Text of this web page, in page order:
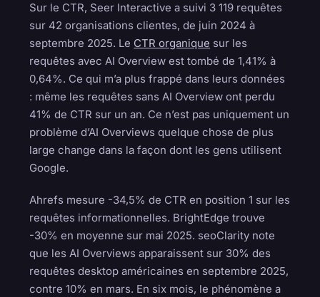
Sur le CTR, Seer Interactive a suivi 3 119 requêtes
sur 42 organisations clientes, de juin 2024 à
septembre 2025. Le CTR organique sur les
requêtes avec AI Overview est tombé de 1,41% à
0,64%. Ce qui m’a plus frappé dans leurs données
: même les requêtes sans AI Overview ont perdu
41% de CTR sur un an. Ce n’est pas uniquement un
problème d’AI Overviews quelque chose de plus
large change dans la façon dont les gens utilisent
Google.
Ahrefs mesure -34,5% de CTR en position 1 sur les
requêtes informationnelles. BrightEdge trouve
-30% en moyenne sur mai 2025. seoClarity note
que les AI Overviews apparaissent sur 30% des
requêtes desktop américaines en septembre 2025,
contre 10% en mars. En six mois, le phénomène a